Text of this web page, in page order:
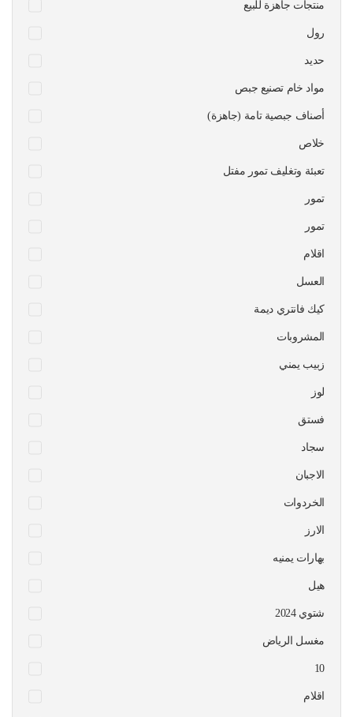
منتجات جاهزة للبيع
رول
حديد
مواد خام تصنيع جبص
أصناف جبصية تامة (جاهزة)
خلاص
تعبئة وتغليف تمور مفتل
تمور
تمور
اقلام
العسل
كيك فانتري ديمة
المشروبات
زبيب يمني
لوز
فستق
سجاد
الاجبان
الخردوات
الارز
بهارات يمنيه
هيل
شتوي 2024
مغسل الرياض
10
اقلام